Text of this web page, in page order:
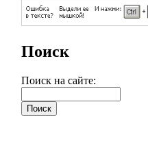
Поиск
Поиск на сайте: